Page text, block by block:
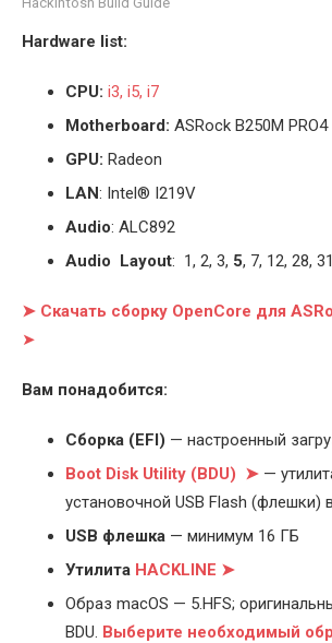
Hardware list:
CPU: i3, i5, i7
Motherboard: ASRock B250M PRO4
GPU: Radeon
LAN: Intel® I219V
Audio: ALC892
Audio Layout: 1, 2, 3, 5, 7, 12, 28,
➤ Скачать сборку OpenCore для
➤
Вам понадобится:
Cборка (EFI) — настроенный
Boot Disk Utility (BDU) ➤ —
установочной USB Flash (флешки)
USB флешка — минимум 16 ГБ
Утилита HACKLINE ➤
Образ macOS — 5.HFS;
BDU. Выберите необходимый